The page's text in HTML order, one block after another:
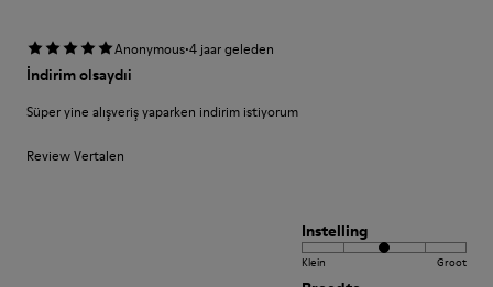
Anonymous·4 jaar geleden
İndirim olsaydıi
Süper yine alışveriş yaparken indirim istiyorum
Review Vertalen
Instelling
Klein Groot